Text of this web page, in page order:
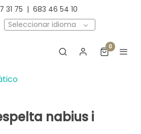
31 75 | 683 46 54 10
Seleccionar idioma
0
nabius i